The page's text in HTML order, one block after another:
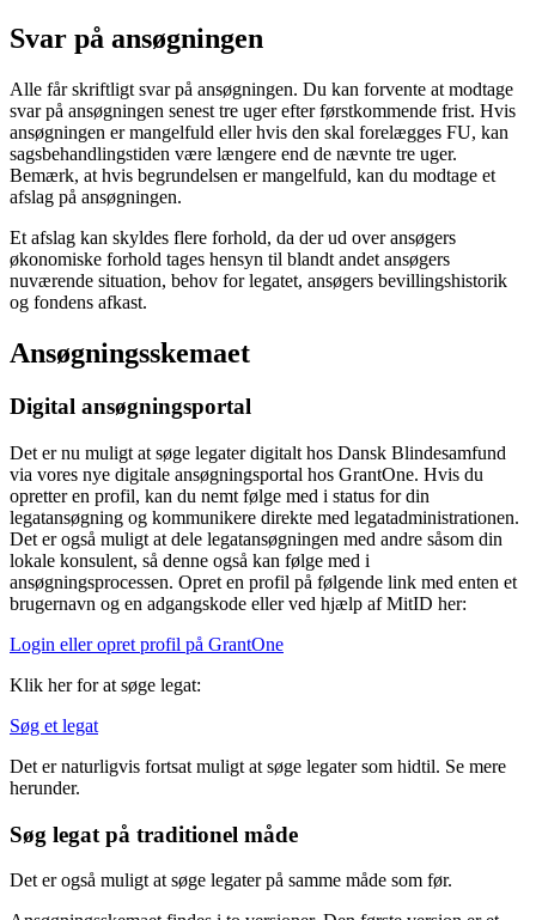
Svar på ansøgningen
Alle får skriftligt svar på ansøgningen. Du kan forvente at modtage
svar på ansøgningen senest tre uger efter førstkommende frist. Hvis
ansøgningen er mangelfuld eller hvis den skal forelægges FU, kan
sagsbehandlingstiden være længere end de nævnte tre uger.
Bemærk, at hvis begrundelsen er mangelfuld, kan du modtage et
afslag på ansøgningen.
Et afslag kan skyldes flere forhold, da der ud over ansøgers
økonomiske forhold tages hensyn til blandt andet ansøgers
nuværende situation, behov for legatet, ansøgers bevillingshistorik
og fondens afkast.
Ansøgningsskemaet
Digital ansøgningsportal
Det er nu muligt at søge legater digitalt hos Dansk Blindesamfund
via vores nye digitale ansøgningsportal hos GrantOne. Hvis du
opretter en profil, kan du nemt følge med i status for din
legatansøgning og kommunikere direkte med legatadministrationen.
Det er også muligt at dele legatansøgningen med andre såsom din
lokale konsulent, så denne også kan følge med i
ansøgningsprocessen. Opret en profil på følgende link med enten et
brugernavn og en adgangskode eller ved hjælp af MitID her:
Login eller opret profil på GrantOne
Klik her for at søge legat:
Søg et legat
Det er naturligvis fortsat muligt at søge legater som hidtil. Se mere
herunder.
Søg legat på traditionel måde
Det er også muligt at søge legater på samme måde som før.